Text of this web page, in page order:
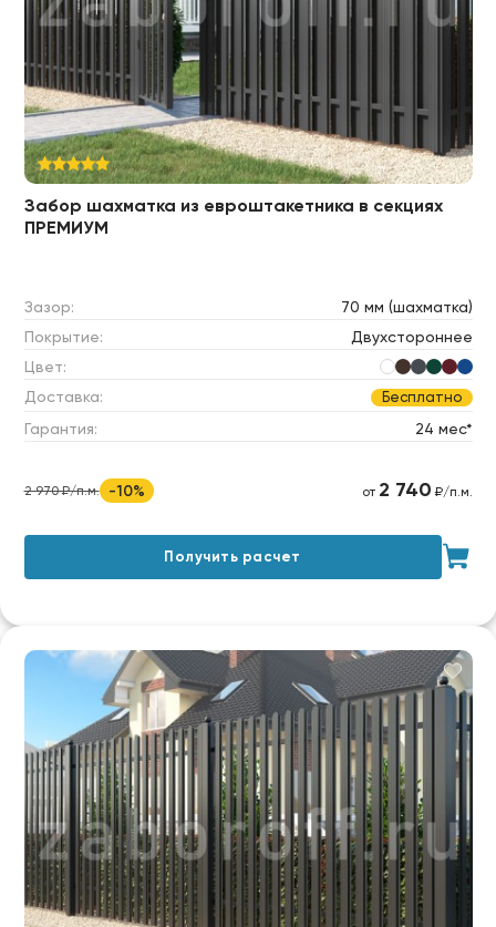
Забор шахматка из евроштакетника в секциях
ПРЕМИУМ
Зазор:
70 мм (шахматка)
Покрытие:
Двухстороннее
Цвет:
Доставка:
Бесплатно
Гарантия: 24 мес*
2 970 ₽/п.м. -10% от 2 740 ₽/п.м.
Получить расчет